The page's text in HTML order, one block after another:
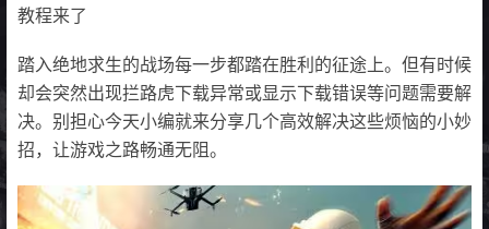
教程来了
踏入绝地求生的战场每一步都踏在胜利的征途上。但有时候
却会突然出现拦路虎下载异常或显示下载错误等问题需要解
决。别担心今天小编就来分享几个高效解决这些烦恼的小妙
招，让游戏之路畅通无阻。